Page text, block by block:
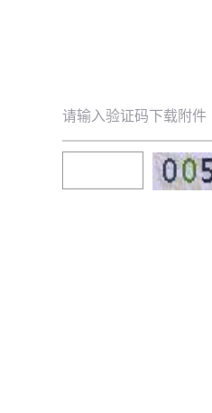
请输入验证码下载附件